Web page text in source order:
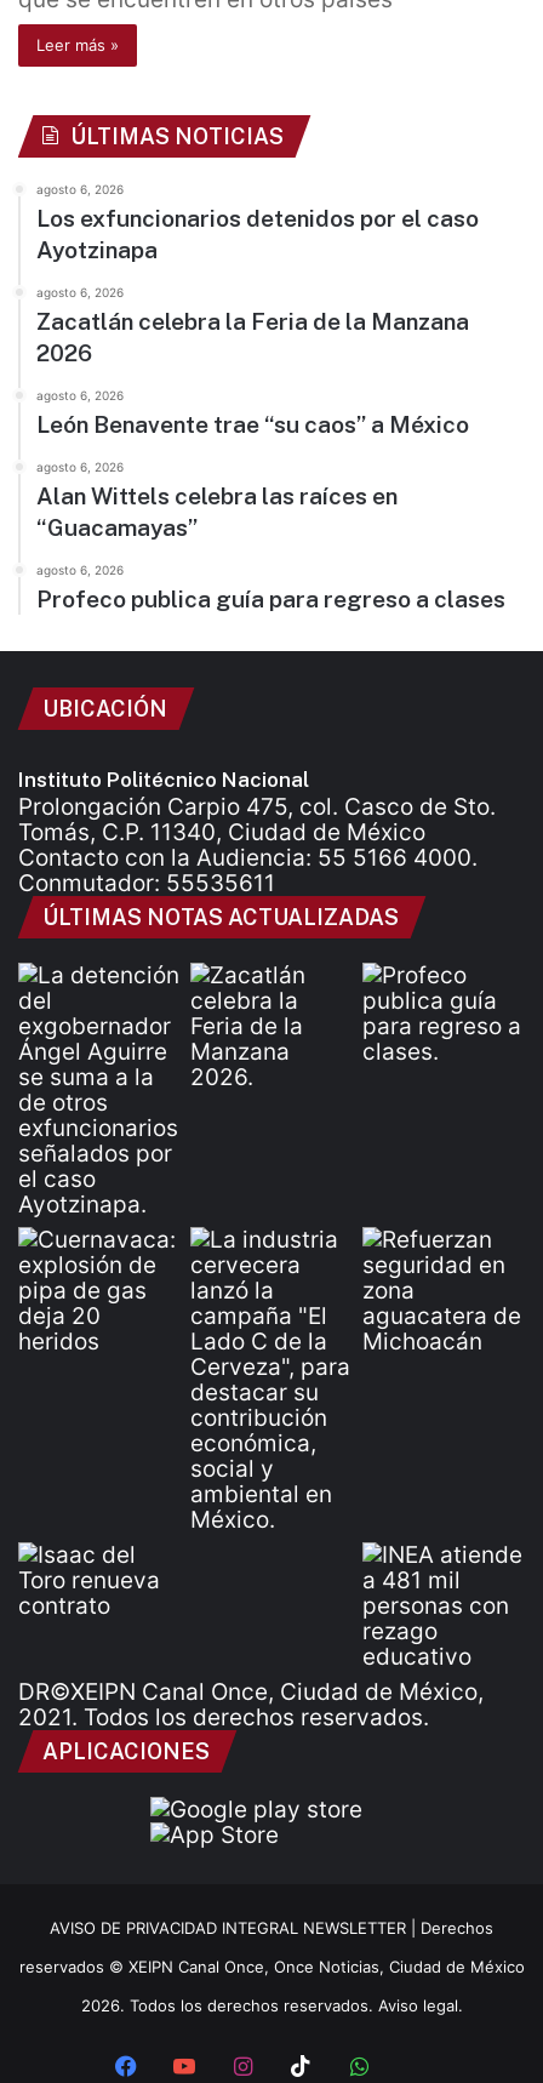
Leer más »
ÚLTIMAS NOTICIAS
agosto 6, 2026
Los exfuncionarios detenidos por el caso
Ayotzinapa
agosto 6, 2026
Zacatlán celebra la Feria de la Manzana
2026
agosto 6, 2026
León Benavente trae “su caos” a México
agosto 6, 2026
Alan Wittels celebra las raíces en
“Guacamayas”
agosto 6, 2026
Profeco publica guía para regreso a clases
UBICACIÓN
Instituto Politécnico Nacional
Prolongación Carpio 475, col. Casco de Sto.
Tomás, C.P. 11340, Ciudad de México
Contacto con la Audiencia: 55 5166 4000.
Conmutador: 55535611
ÚLTIMAS NOTAS ACTUALIZADAS
DR©XEIPN Canal Once, Ciudad de México,
2021. Todos los derechos reservados.
APLICACIONES
AVISO DE PRIVACIDAD INTEGRAL NEWSLETTER | Derechos
reservados © XEIPN Canal Once, Once Noticias, Ciudad de México
2026. Todos los derechos reservados. Aviso legal.
FacebookYouTubeInstagram
TikTokWhatsApp